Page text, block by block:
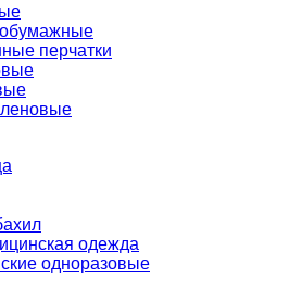
перчатки
одежда
одноразовые